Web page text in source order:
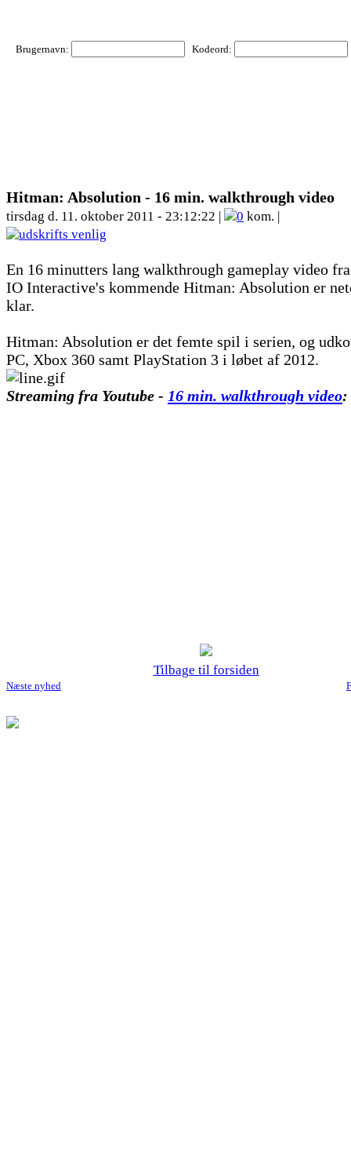
Brugernavn: Kodeord:
Hitman: Absolution - 16 min. walkthrough video
tirsdag d. 11. oktober 2011 - 23:12:22 | 0 kom. |
En 16 minutters lang walkthrough gameplay video
IO Interactive's kommende Hitman: Absolution er
klar.
Hitman: Absolution er det femte spil i serien, og
PC, Xbox 360 samt PlayStation 3 i løbet af 2012.
Streaming fra Youtube - 16 min. walkthrough video:
Tilbage til forsiden
Næste nyhed